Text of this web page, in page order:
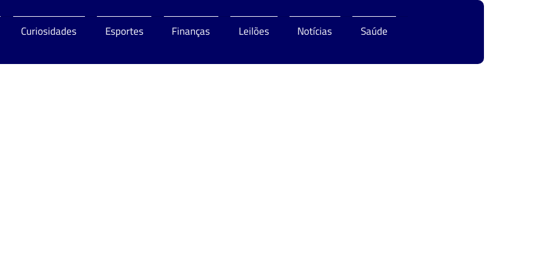
Curiosidades Esportes Finanças Leilões Notícias Saúde